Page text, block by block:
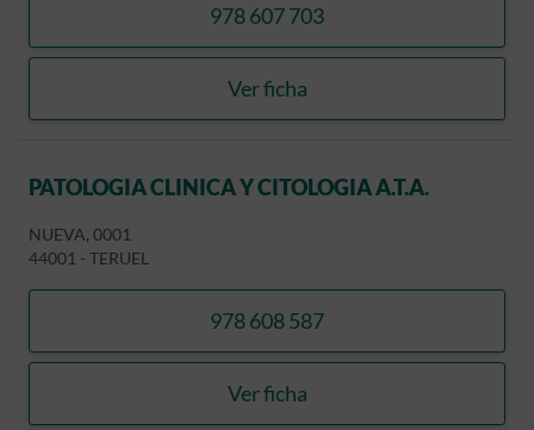
978 607 703
llamar DOBON ABRIL,
Ver ficha
DOBON ABRIL, BEATRIZ
PATOLOGIA CLINICA Y CITOLOGIA A.T.A.
NUEVA, 0001
44001 - TERUEL
978 608 587
llamar PATOLOGIA
Ver ficha
PATOLOGIA CLINICA Y